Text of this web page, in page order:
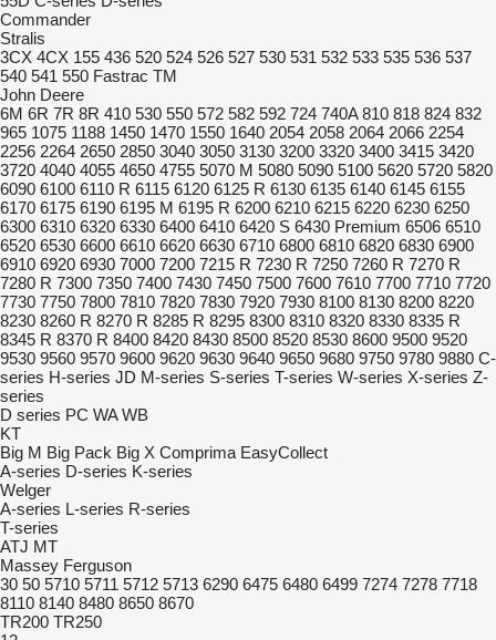
Commander
Stralis
3CX 4CX 155 436 520 524 526 527 530 531 532 533 535 536 537
540 541 550 Fastrac TM
John Deere
6M 6R 7R 8R 410 530 550 572 582 592 724 740A 810 818 824 832
965 1075 1188 1450 1470 1550 1640 2054 2058 2064 2066 2254
2256 2264 2650 2850 3040 3050 3130 3200 3320 3400 3415 3420
3720 4040 4055 4650 4755 5070 M 5080 5090 5100 5620 5720 5820
6090 6100 6110 R 6115 6120 6125 R 6130 6135 6140 6145 6155
6170 6175 6190 6195 M 6195 R 6200 6210 6215 6220 6230 6250
6300 6310 6320 6330 6400 6410 6420 S 6430 Premium 6506 6510
6520 6530 6600 6610 6620 6630 6710 6800 6810 6820 6830 6900
6910 6920 6930 7000 7200 7215 R 7230 R 7250 7260 R 7270 R
7280 R 7300 7350 7400 7430 7450 7500 7600 7610 7700 7710 7720
7730 7750 7800 7810 7820 7830 7920 7930 8100 8130 8200 8220
8230 8260 R 8270 R 8285 R 8295 8300 8310 8320 8330 8335 R
8345 R 8370 R 8400 8420 8430 8500 8520 8530 8600 9500 9520
9530 9560 9570 9600 9620 9630 9640 9650 9680 9750 9780 9880 C-
series H-series JD M-series S-series T-series W-series X-series Z-
series
D series PC WA WB
KT
Big M Big Pack Big X Comprima EasyCollect
A-series D-series K-series
Welger
A-series L-series R-series
T-series
ATJ MT
Massey Ferguson
30 50 5710 5711 5712 5713 6290 6475 6480 6499 7274 7278 7718
8110 8140 8480 8650 8670
TR200 TR250